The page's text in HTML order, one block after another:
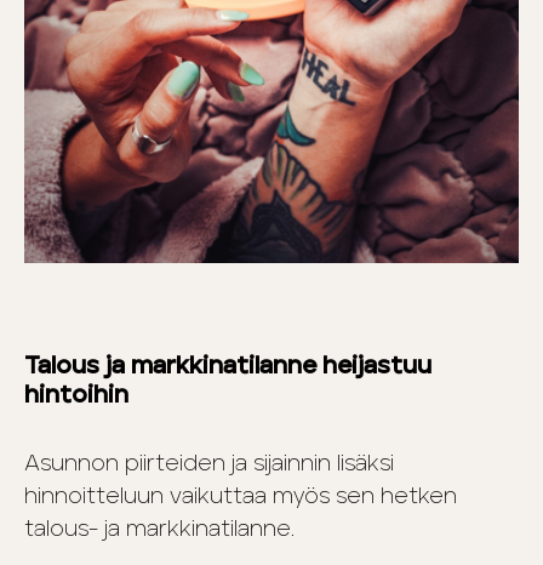
Talous ja markkinatilanne heijastuu
hintoihin
Asunnon piirteiden ja sijainnin lisäksi
hinnoitteluun vaikuttaa myös sen hetken
talous- ja markkinatilanne.